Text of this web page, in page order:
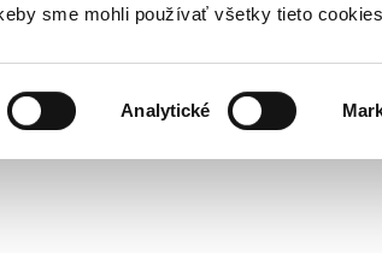
sme mohli používať všetky tieto
Analytické